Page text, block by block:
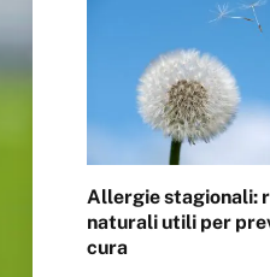
Allergie stagionali:
naturali utili per
cura